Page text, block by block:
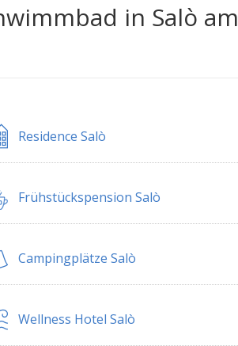
in Salò am
Residence Salò
Frühstückspension Salò
Campingplätze Salò
Wellness Hotel Salò